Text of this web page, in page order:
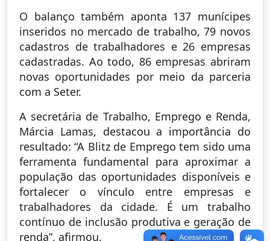
O balanço também aponta 137 munícipes
inseridos no mercado de trabalho, 79 novos
cadastros de trabalhadores e 26 empresas
cadastradas. Ao todo, 86 empresas abriram
novas oportunidades por meio da parceria
com a Seter.
A secretária de Trabalho, Emprego e Renda,
Márcia Lamas, destacou a importância do
resultado: “A Blitz de Emprego tem sido uma
ferramenta fundamental para aproximar a
população das oportunidades disponíveis e
fortalecer o vínculo entre empresas e
trabalhadores da cidade. É um trabalho
contínuo de inclusão produtiva e geração de
renda”, afirmou.